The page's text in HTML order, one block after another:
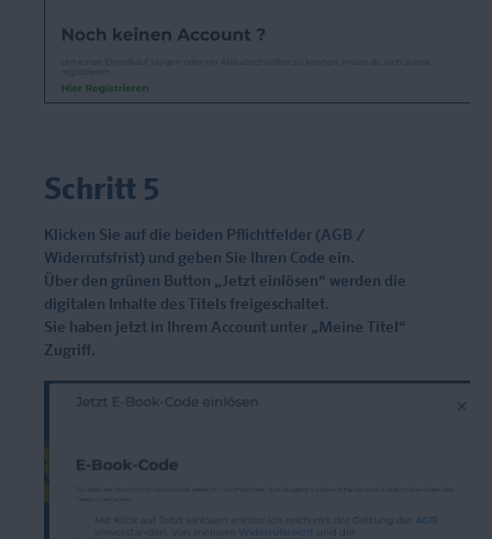
Schritt 5
Klicken Sie auf die beiden Pflichtfelder (AGB /
Widerrufsfrist) und geben Sie Ihren Code ein.
Über den grünen Button „Jetzt einlösen“ werden die
digitalen Inhalte des Titels freigeschaltet.
Sie haben jetzt in Ihrem Account unter „Meine Titel“
Zugriff.